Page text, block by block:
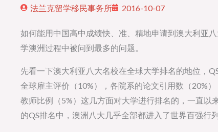
法兰克留学移民事务所 2016-10-07
如何能用中国高中成绩快、准、精地申请到澳大利亚
学澳洲过程中被问到最多的问题。
先看一下澳大利亚八大名校在全球大学排名的地位，
全球雇主评价（10%），各院系的论文引用数（20%
教师比例（5%）这几方面对大学进行排名的，一直
的QS排名中，澳洲八大几乎全部都进入了世界百强行列